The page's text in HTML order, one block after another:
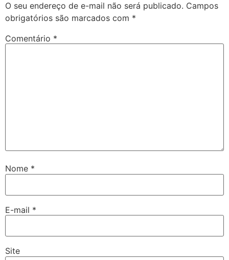
O seu endereço de e-mail não será publicado. Campos
obrigatórios são marcados com *
Comentário *
Nome *
E-mail *
Site